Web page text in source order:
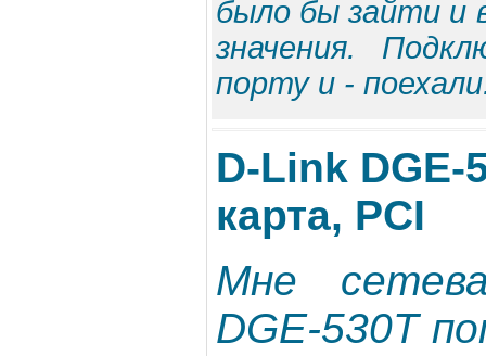
было бы зайти и
значения.
порту и -
D-Link DGE-
карта, PCI
Мне
DGE-530T